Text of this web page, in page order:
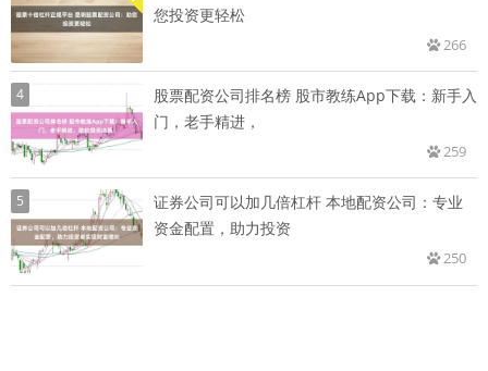
您投资更轻松
266
4
股票配资公司排名榜 股市教练App下载：新手入
门，老手精进，
259
5
证券公司可以加几倍杠杆 本地配资公司：专业
资金配置，助力投资
250